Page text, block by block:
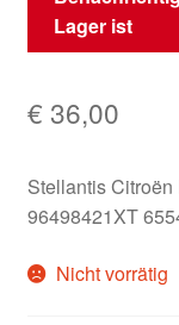
Lager ist
€ 36,00
Stellantis Citroën
96498421XT
Nicht vorrätig